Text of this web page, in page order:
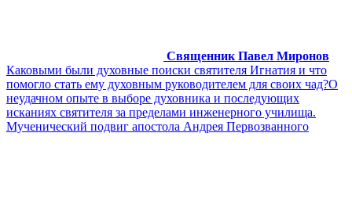
Священник Павел Миронов
Каковыми были духовные поиски святителя Игнатия и что
помогло стать ему духовным руководителем для своих чад?О
неудачном опыте в выборе духовника и последующих
исканиях святителя за пределами инженерного училища.
Мученический подвиг апостола Андрея Первозванного